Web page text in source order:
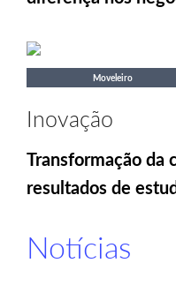
Moveleiro
Inovação
Transformação da
resultados de
Notícias